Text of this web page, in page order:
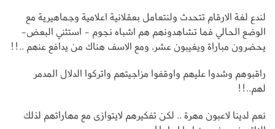
لندع لغة الارقام تتحدث ولنتعامل بعقلانية اعلامية وجماهيرية مع
الوضع الحالي فما تشاهدونهم هم اشباه نجوم - استثني البعض-
يحضرون مباراة ويغيبون عشر، ومع الاسف هناك من يدافع عنهم ..!!
راقبوهم وشدوا عليهم واوقفوا مزاجيتهم واتركوا الدلال المدمر
لهم..!!
نعم لدينا لاعبون مهرة .. لكن تفكيرهم لايتوازى مع مهاراتهم لذلك